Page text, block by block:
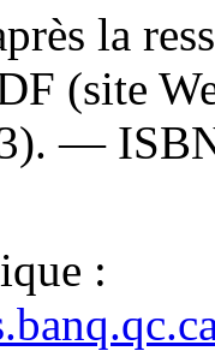
la
(site
—
: